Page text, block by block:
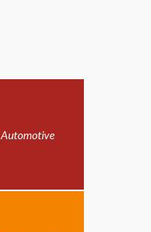
Automotive